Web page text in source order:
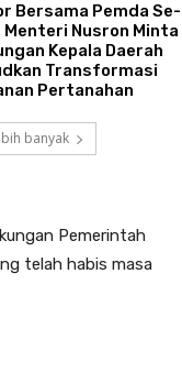
Pemerintah
telah habis masa
Bersama Pemda Se-
Menteri Nusron Minta
Kepala Daerah
Transformasi
Pertanahan
banyak